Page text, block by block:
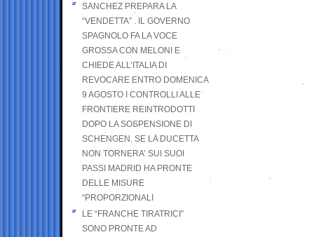
SANCHEZ PREPARA LA
“VENDETTA” . IL GOVERNO
SPAGNOLO FA LA VOCE
GROSSA CON MELONI E
CHIEDE ALL’ITALIA DI
REVOCARE ENTRO DOMENICA
9 AGOSTO I CONTROLLI ALLE
FRONTIERE REINTRODOTTI
DOPO LA SOSPENSIONE DI
SCHENGEN. SE LA DUCETTA
NON TORNERA’ SUI SUOI
PASSI MADRID HA PRONTE
DELLE MISURE
“PROPORZIONALI
LE “FRANCHE TIRATRICI”
SONO PRONTE AD